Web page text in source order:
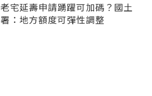
老宅延壽申請踴躍可加碼？國土
署：地方額度可彈性調整